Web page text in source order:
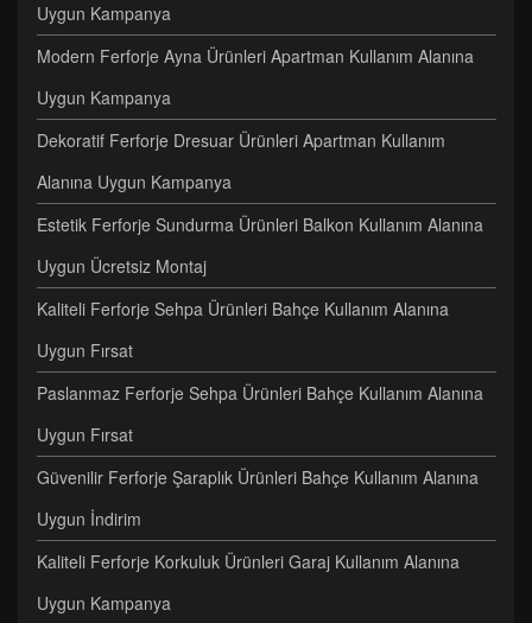
Uygun Kampanya
Modern Ferforje Ayna Ürünleri Apartman Kullanım Alanına
Uygun Kampanya
Dekoratif Ferforje Dresuar Ürünleri Apartman Kullanım
Alanına Uygun Kampanya
Estetik Ferforje Sundurma Ürünleri Balkon Kullanım Alanına
Uygun Ücretsiz Montaj
Kaliteli Ferforje Sehpa Ürünleri Bahçe Kullanım Alanına
Uygun Fırsat
Paslanmaz Ferforje Sehpa Ürünleri Bahçe Kullanım Alanına
Uygun Fırsat
Güvenilir Ferforje Şaraplık Ürünleri Bahçe Kullanım Alanına
Uygun İndirim
Kaliteli Ferforje Korkuluk Ürünleri Garaj Kullanım Alanına
Uygun Kampanya